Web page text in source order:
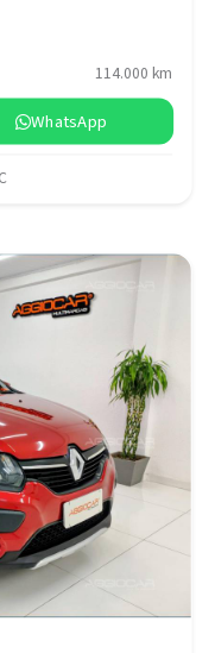
114.000 km
WhatsApp